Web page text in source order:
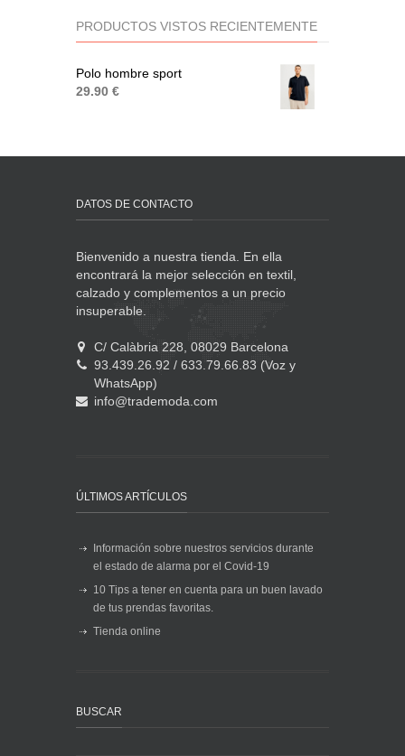
PRODUCTOS VISTOS RECIENTEMENTE
Polo hombre sport
29.90 €
DATOS DE CONTACTO
Bienvenido a nuestra tienda. En ella
encontrará la mejor selección en textil,
calzado y complementos a un precio
insuperable.
C/ Calàbria 228, 08029 Barcelona
93.439.26.92 / 633.79.66.83 (Voz y
WhatsApp)
info@trademoda.com
ÚLTIMOS ARTÍCULOS
Información sobre nuestros servicios durante
el estado de alarma por el Covid-19
10 Tips a tener en cuenta para un buen lavado
de tus prendas favoritas.
Tienda online
BUSCAR